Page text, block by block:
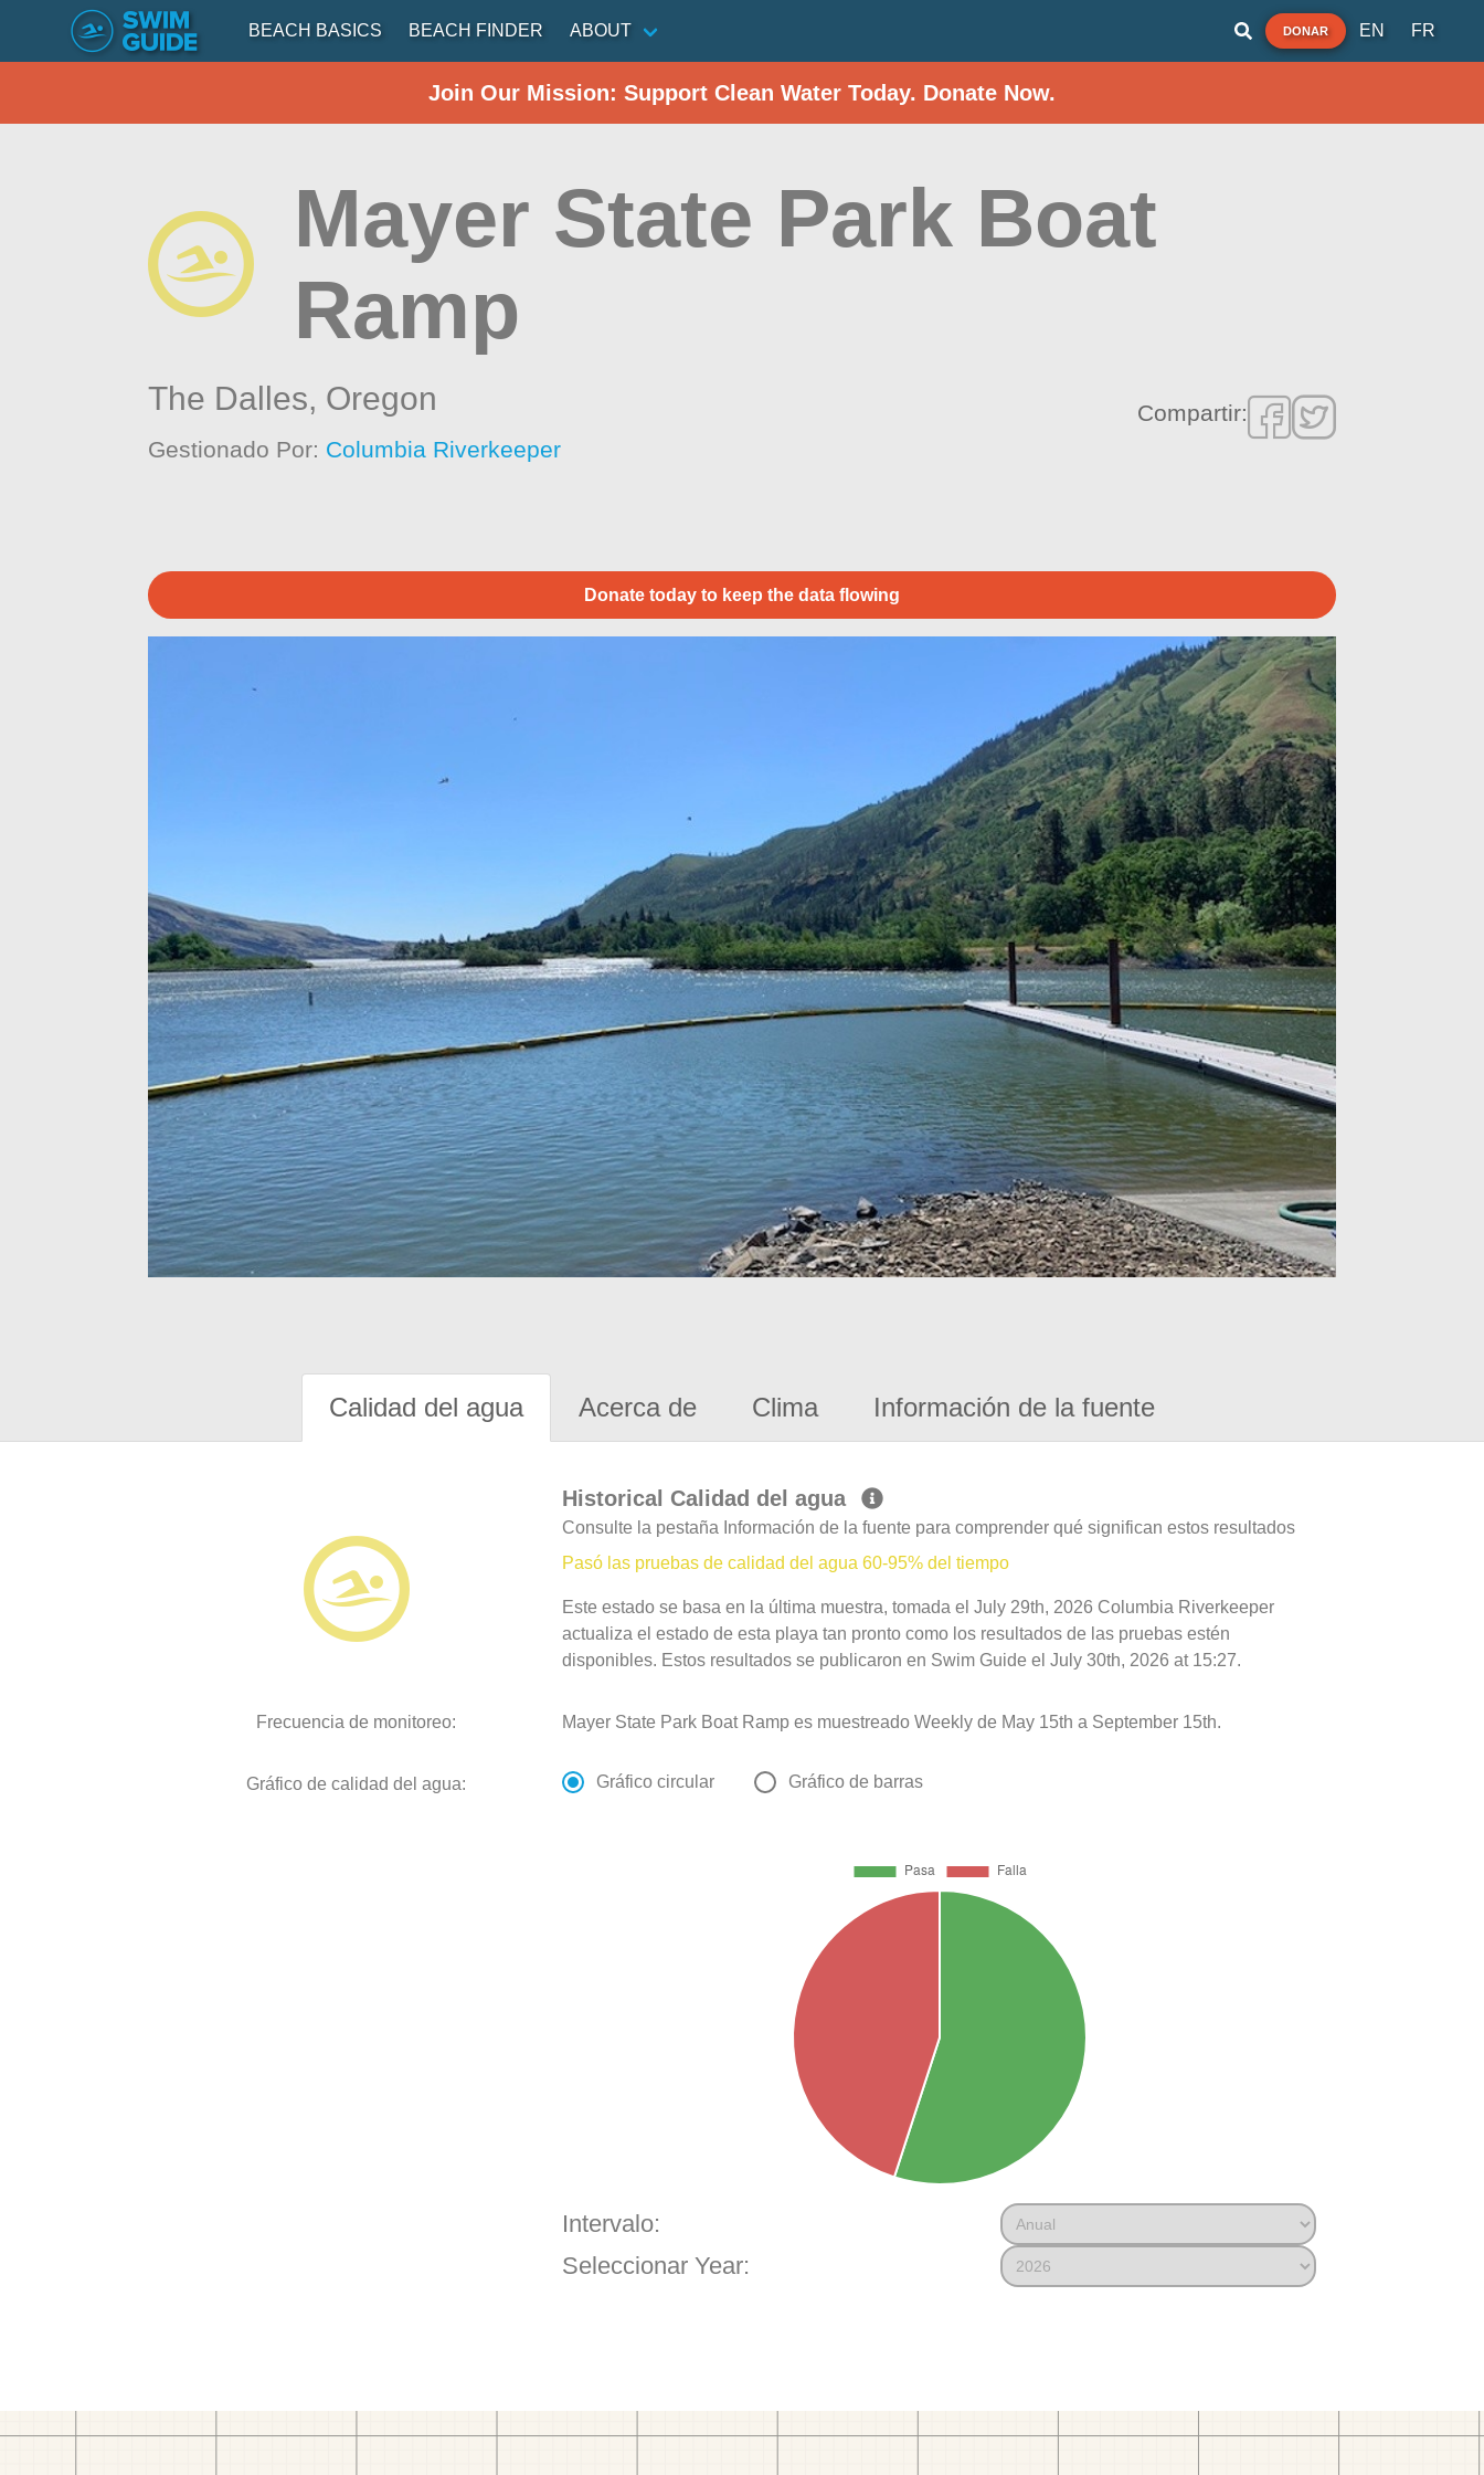
BEACH BASICS BEACH FINDER ABOUT DONAR EN FR
Join Our Mission: Support Clean Water Today. Donate Now.
Mayer State Park Boat
Ramp
The Dalles, Oregon
Gestionado Por: Columbia Riverkeeper
Compartir:
Donate today to keep the data flowing
Calidad del agua Acerca de Clima Información de la fuente
Historical Calidad del agua
Consulte la pestaña Información de la fuente para comprender qué significan estos resultados
Pasó las pruebas de calidad del agua 60-95% del tiempo
Este estado se basa en la última muestra, tomada el July 29th, 2026 Columbia Riverkeeper
actualiza el estado de esta playa tan pronto como los resultados de las pruebas estén
disponibles. Estos resultados se publicaron en Swim Guide el July 30th, 2026 at 15:27.
Frecuencia de monitoreo: Mayer State Park Boat Ramp es muestreado Weekly de May 15th a September 15th.
Gráfico de calidad del agua: Gráfico circular Gráfico de barras
Intervalo:
Seleccionar Year: